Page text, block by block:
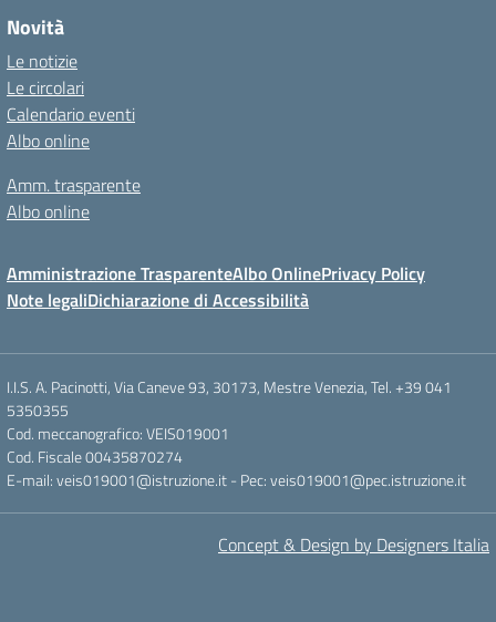
Novità
Le notizie
Le circolari
Calendario eventi
Albo online
Amm. trasparente
Albo online
Amministrazione TrasparenteAlbo OnlinePrivacy Policy
Note legaliDichiarazione di Accessibilità
I.I.S. A. Pacinotti, Via Caneve 93, 30173, Mestre Venezia, Tel. +39 041
5350355
Cod. meccanografico: VEIS019001
Cod. Fiscale 00435870274
E-mail: veis019001@istruzione.it - Pec: veis019001@pec.istruzione.it
Concept & Design by Designers Italia